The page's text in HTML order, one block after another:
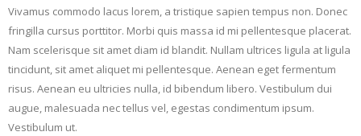
Vivamus commodo lacus lorem, a tristique sapien tempus non. Donec
fringilla cursus porttitor. Morbi quis massa id mi pellentesque placerat.
Nam scelerisque sit amet diam id blandit. Nullam ultrices ligula at ligula
tincidunt, sit amet aliquet mi pellentesque. Aenean eget fermentum
risus. Aenean eu ultricies nulla, id bibendum libero. Vestibulum dui
augue, malesuada nec tellus vel, egestas condimentum ipsum.
Vestibulum ut.